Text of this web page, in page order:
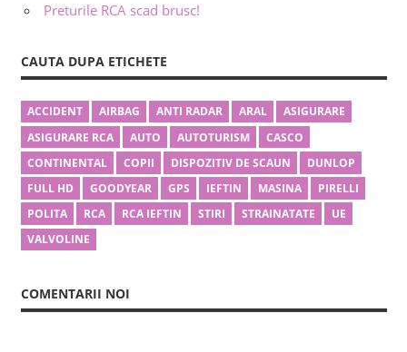
Preturile RCA scad brusc!
CAUTA DUPA ETICHETE
ACCIDENT AIRBAG ANTI RADAR ARAL
ASIGURARE
ASIGURARE RCA
AUTO AUTOTURISM
CASCO
CONTINENTAL
COPII DISPOZITIV DE SCAUN
DUNLOP
FULL HD
GOODYEAR GPS IEFTIN MASINA
PIRELLI
POLITA
RCA RCA IEFTIN STIRI STRAINATATE
UE
VALVOLINE
COMENTARII NOI